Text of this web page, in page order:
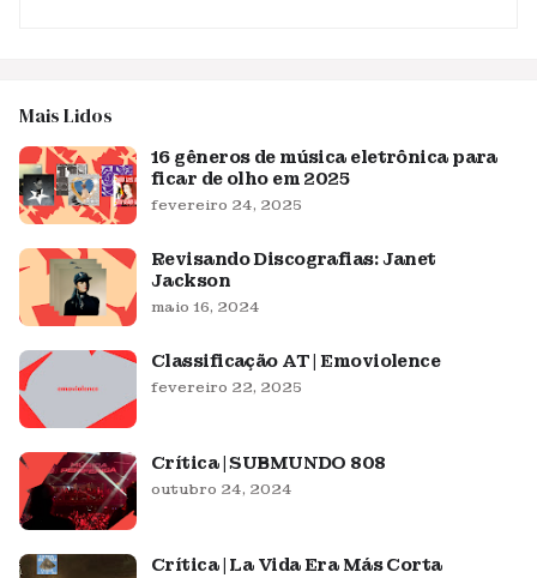
Mais Lidos
16 gêneros de música eletrônica para
ficar de olho em 2025
fevereiro 24, 2025
Revisando Discografias: Janet
Jackson
maio 16, 2024
Classificação AT | Emoviolence
fevereiro 22, 2025
Crítica | SUBMUNDO 808
outubro 24, 2024
Crítica | La Vida Era Más Corta